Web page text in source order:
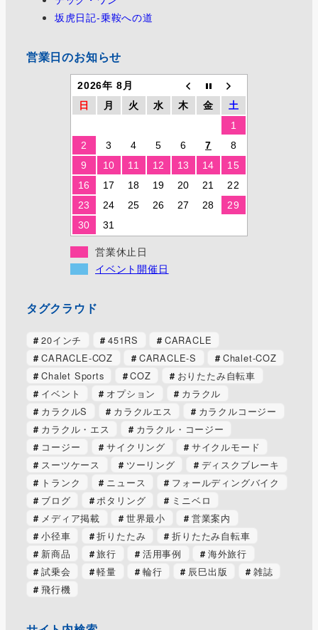
坂虎日記-乗鞍への道
営業日のお知らせ
2026年 8月
日
月 火 水 木 金
土
1
2
3 4 5 6 7
8
9
10 11 12 13 14
15
16
17 18 19 20 21
22
23
24 25 26 27 28
29
30
31
営業休止日
イベント開催日
タグクラウド
20インチ 451RS
CARACLE
CARACLE-COZ
CARACLE-S
Chalet-COZ
Chalet Sports
COZ
おりたたみ自転車
イベント
オプション
カラクル
カラクルS
カラクルエス
カラクルコージー
カラクル・エス
カラクル・コージー
コージー
サイクリング
サイクルモード
スーツケース
ツーリング
ディスクブレーキ
トランク
ニュース
フォールディングバイク
ブログ
ポタリング
ミニベロ
メディア掲載
世界最小
営業案内
小径車
折りたたみ
折りたたみ自転車
新商品
旅行 活用事例
海外旅行
試乗会
軽量 輪行 辰巳出版
雑誌
飛行機